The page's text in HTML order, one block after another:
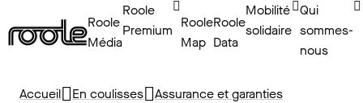
Roole
Média
Roole
Premium Roole
Map
Roole
Data
Mobilité
solidaire
Qui
sommes-
nous
Accueil En coulisses Assurance et garanties